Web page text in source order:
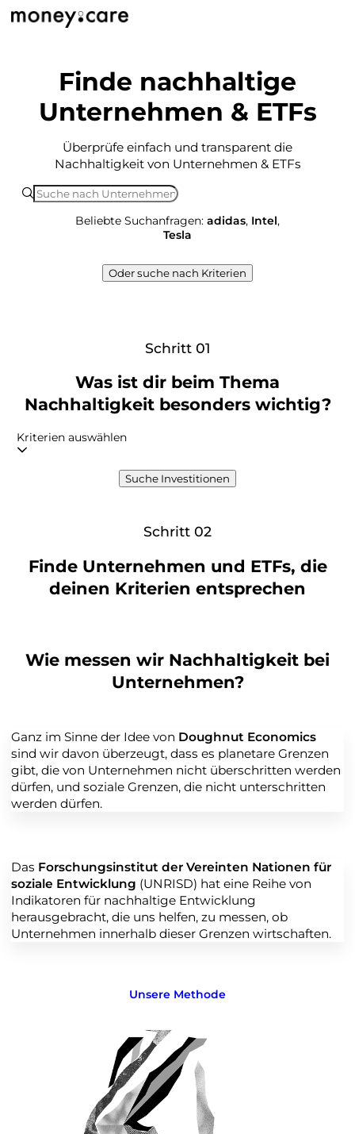
Finde nachhaltige
Unternehmen & ETFs
Überprüfe einfach und transparent die
Nachhaltigkeit von Unternehmen & ETFs
Beliebte Suchanfragen: adidas, Intel,
Tesla
Oder suche nach Kriterien
Schritt 01
Was ist dir beim Thema
Nachhaltigkeit besonders wichtig?
Kriterien auswählen
Suche Investitionen
Schritt 02
Finde Unternehmen und ETFs, die
deinen Kriterien entsprechen
Wie messen wir Nachhaltigkeit bei
Unternehmen?
Ganz im Sinne der Idee von Doughnut Economics
sind wir davon überzeugt, dass es planetare Grenzen
gibt, die von Unternehmen nicht überschritten werden
dürfen, und soziale Grenzen, die nicht unterschritten
werden dürfen.
Das Forschungsinstitut der Vereinten Nationen für
soziale Entwicklung (UNRISD) hat eine Reihe von
Indikatoren für nachhaltige Entwicklung
herausgebracht, die uns helfen, zu messen, ob
Unternehmen innerhalb dieser Grenzen wirtschaften.
Unsere Methode